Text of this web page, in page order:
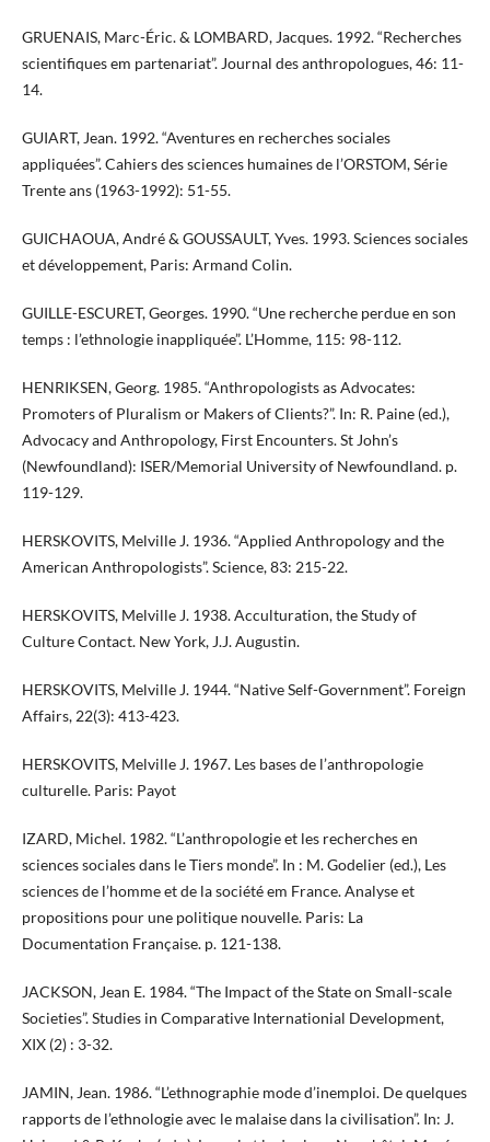
GRUENAIS, Marc-Éric. & LOMBARD, Jacques. 1992. “Recherches
scientifiques em partenariat”. Journal des anthropologues, 46: 11-
14.
GUIART, Jean. 1992. “Aventures en recherches sociales
appliquées”. Cahiers des sciences humaines de l’ORSTOM, Série
Trente ans (1963-1992): 51-55.
GUICHAOUA, André & GOUSSAULT, Yves. 1993. Sciences sociales
et développement, Paris: Armand Colin.
GUILLE-ESCURET, Georges. 1990. “Une recherche perdue en son
temps : l’ethnologie inappliquée”. L’Homme, 115: 98-112.
HENRIKSEN, Georg. 1985. “Anthropologists as Advocates:
Promoters of Pluralism or Makers of Clients?”. In: R. Paine (ed.),
Advocacy and Anthropology, First Encounters. St John’s
(Newfoundland): ISER/Memorial University of Newfoundland. p.
119-129.
HERSKOVITS, Melville J. 1936. “Applied Anthropology and the
American Anthropologists”. Science, 83: 215-22.
HERSKOVITS, Melville J. 1938. Acculturation, the Study of
Culture Contact. New York, J.J. Augustin.
HERSKOVITS, Melville J. 1944. “Native Self-Government”. Foreign
Affairs, 22(3): 413-423.
HERSKOVITS, Melville J. 1967. Les bases de l’anthropologie
culturelle. Paris: Payot
IZARD, Michel. 1982. “L’anthropologie et les recherches en
sciences sociales dans le Tiers monde”. In : M. Godelier (ed.), Les
sciences de l’homme et de la société em France. Analyse et
propositions pour une politique nouvelle. Paris: La
Documentation Française. p. 121-138.
JACKSON, Jean E. 1984. “The Impact of the State on Small-scale
Societies”. Studies in Comparative Internationial Development,
XIX (2) : 3-32.
JAMIN, Jean. 1986. “L’ethnographie mode d’inemploi. De quelques
rapports de l’ethnologie avec le malaise dans la civilisation”. In: J.